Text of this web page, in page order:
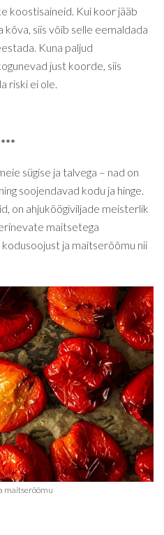
koostisaineid. Kui koor jääb
siis võib selle eemaldada
Kuna paljud
just koorde, siis
riski ei ole.
***
sügise ja talvega – nad on
soojendavad kodu ja hinge.
on ahjuköögiviljade meisterlik
maitsetega
ja maitserõõmu nii